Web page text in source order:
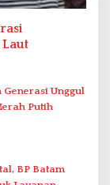
Generasi Unggul
Putih
BP Batam